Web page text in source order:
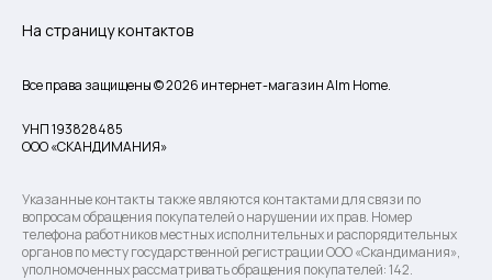
На страницу контактов
Все права защищены © 2026 интернет-магазин Alm Home.
УНП 193828485
ООО «СКАНДИМАНИЯ»
Указанные контакты также являются контактами для связи по
вопросам обращения покупателей о нарушении их прав. Номер
телефона работников местных исполнительных и распорядительных
органов по месту государственной регистрации ООО «Скандимания»,
уполномоченных рассматривать обращения покупателей: 142.